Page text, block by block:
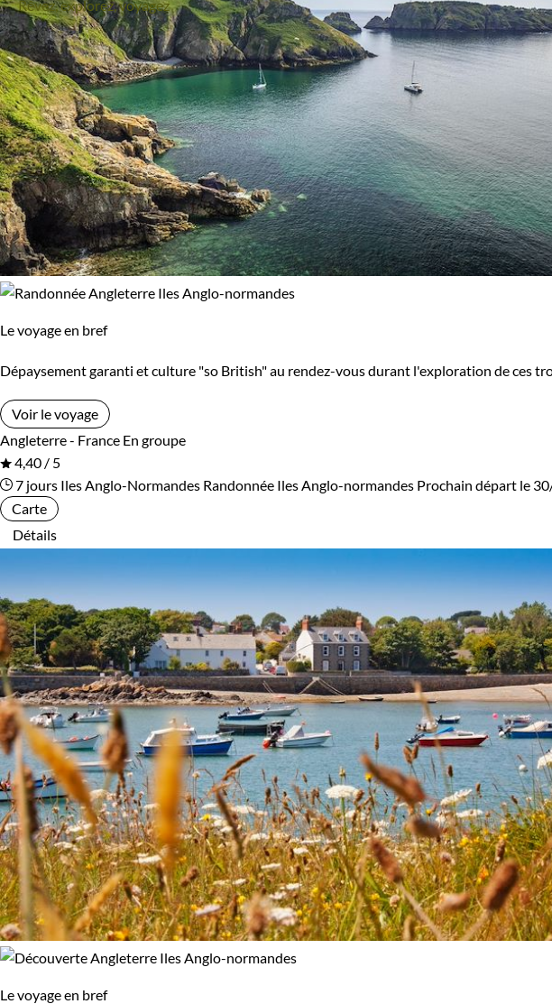
Rêvez, explorez, voyagez
Âge des enfants
Les 6/9 ans Les 14/16 ans
Confort
Standard Supérieur
Itinérance
Le voyage en bref
Dépaysement garanti et culture "so British" au rendez-vous durant l'exploration de ces
Voir le voyage
Angleterre - France En groupe
4,40 / 5
7 jours Iles Anglo-Normandes Randonnée Iles Anglo-normandes Prochain départ le
Carte
Détails
Le voyage en bref